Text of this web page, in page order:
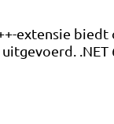
extensie biedt